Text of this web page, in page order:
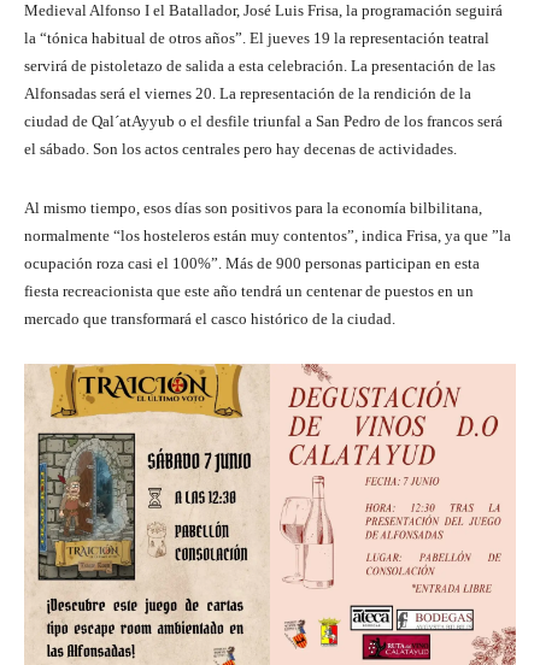
Medieval Alfonso I el Batallador, José Luis Frisa, la programación seguirá
la “tónica habitual de otros años”. El jueves 19 la representación teatral
servirá de pistoletazo de salida a esta celebración. La presentación de las
Alfonsadas será el viernes 20. La representación de la rendición de la
ciudad de Qal´atAyyub o el desfile triunfal a San Pedro de los francos será
el sábado. Son los actos centrales pero hay decenas de actividades.
Al mismo tiempo, esos días son positivos para la economía bilbilitana,
normalmente “los hosteleros están muy contentos”, indica Frisa, ya que ”la
ocupación roza casi el 100%”. Más de 900 personas participan en esta
fiesta recreacionista que este año tendrá un centenar de puestos en un
mercado que transformará el casco histórico de la ciudad.